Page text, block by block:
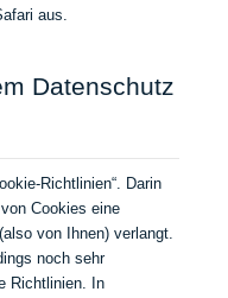
aus.
Datenschutz
Richtlinien“. Darin
Cookies eine
von Ihnen) verlangt.
noch sehr
Richtlinien. In